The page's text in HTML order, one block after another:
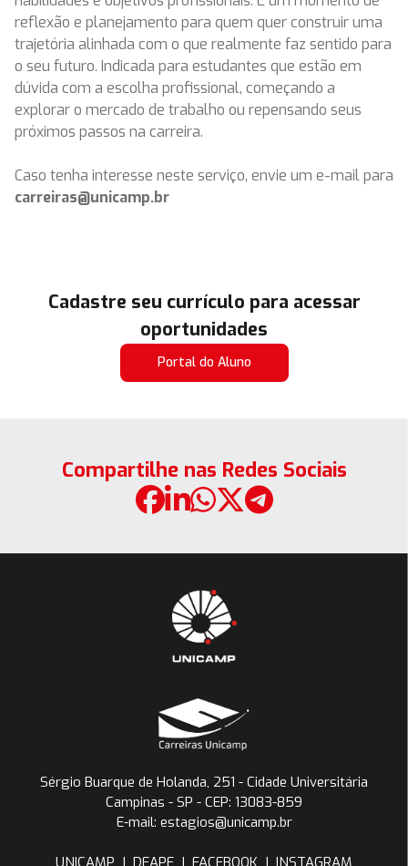
reflexão e planejamento para quem quer construir uma
trajetória alinhada com o que realmente faz sentido para
o seu futuro. Indicada para estudantes que estão em
dúvida com a escolha profissional, começando a
explorar o mercado de trabalho ou repensando seus
próximos passos na carreira.
Caso tenha interesse neste serviço, envie um e-mail para
carreiras@unicamp.br
Cadastre seu currículo para acessar
oportunidades
Portal do Aluno
Compartilhe nas Redes Sociais
Sérgio Buarque de Holanda, 251 - Cidade Universitária
Campinas - SP - CEP: 13083-859
E-mail: estagios@unicamp.br
UNICAMP | DEAPE | FACEBOOK | INSTAGRAM